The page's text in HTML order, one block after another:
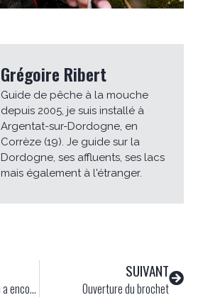
Grégoire Ribert
Guide de pêche à la mouche
depuis 2005, je suis installé à
Argentat-sur-Dordogne, en
Corrèze (19). Je guide sur la
Dordogne, ses affluents, ses lacs
mais également à l'étranger.
Quand y en a plus, y en a encore…
SUIVANT
Ouverture du brochet